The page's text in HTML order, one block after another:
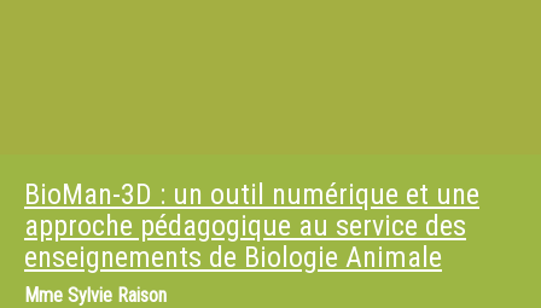
BioMan-3D : un outil numérique et une
approche pédagogique au service des
enseignements de Biologie Animale
Mme Sylvie Raison